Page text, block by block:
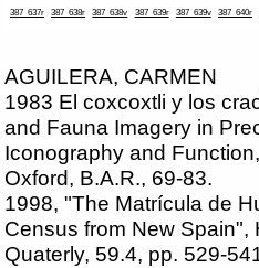
387_637r 387_638r 387_638v 387_639r 387_639v 387_640r
AGUILERA, CARMEN
1983 El coxcoxtli y los
and Fauna Imagery in
Iconography and
Oxford, B.A.R., 69-83.
1998, "The Matrícula de
Census from New Spain",
Quaterly, 59.4, pp. 529-